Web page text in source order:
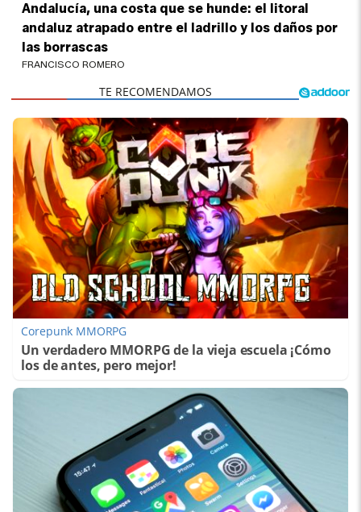
Andalucía, una costa que se hunde: el litoral
andaluz atrapado entre el ladrillo y los daños por
las borrascas
FRANCISCO ROMERO
Corepunk MMORPG
Un verdadero MMORPG de la vieja escuela ¡Cómo
los de antes, pero mejor!